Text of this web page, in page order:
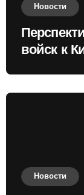
Новости
войск к
Новости